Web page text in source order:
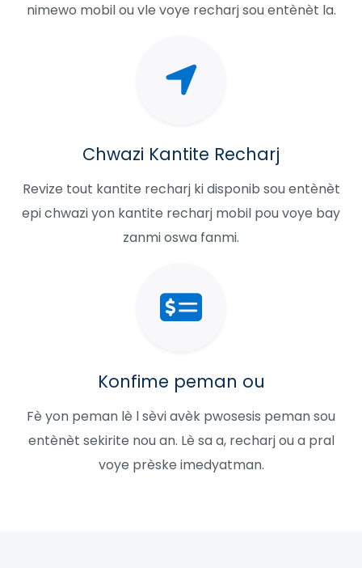
nimewo mobil ou vle voye recharj sou entènèt la.
Chwazi Kantite Recharj
Revize tout kantite recharj ki disponib sou entènèt
epi chwazi yon kantite recharj mobil pou voye bay
zanmi oswa fanmi.
Konfime peman ou
Fè yon peman lè l sèvi avèk pwosesis peman sou
entènèt sekirite nou an. Lè sa a, recharj ou a pral
voye prèske imedyatman.